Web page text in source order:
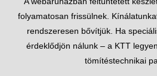
folyamatosan frissülnek.
rendszeresen bővítjük. Ha
érdeklődjön nálunk – a KTT
tömítéstechnikai